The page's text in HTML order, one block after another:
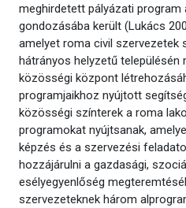
meghirdetett pályázati
gondozásába került (Lukács
amelyet roma civil szervezetek
hátrányos helyzetű
közösségi központ
programjaikhoz nyújtott
közösségi színterek a roma
programokat nyújtsanak,
képzés és a szervezési
hozzájárulni a gazdasági,
esélyegyenlőség
szervezeteknek három